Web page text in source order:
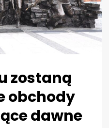
zostaną
obchody
dawne